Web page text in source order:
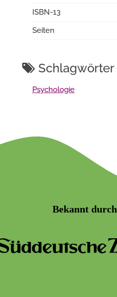
ISBN-13
Seiten
Schlagwörter
Psychologie
Bekannt durch